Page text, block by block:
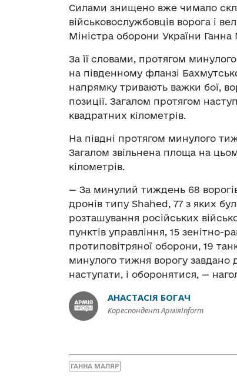
Силами знищено вже чимало
військовослужбовців ворога і
Міністра оборони України Ганна
За її словами, протягом
на південному фланзі
напрямку тривають важки бої,
позиції. Загалом протягом
квадратних кілометрів.
На півдні протягом минулого
Загалом звільнена площа на
кілометрів.
— За минулий тиждень 68
дронів типу Shahed, 77 з яких
розташування російських
пунктів управління, 15 зенітно-
протиповітряної оборони, 19
минулого тижня ворогу
наступати, і оборонятися, —
АНАСТАСІЯ БОГАЧ
Кореспондент АрміяInform
ГАННА МАЛЯР